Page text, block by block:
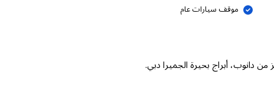
موقف سيارات عام